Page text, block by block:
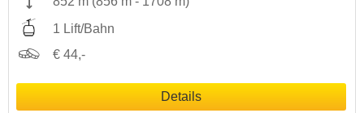
1 Lift/Bahn
€ 44,-
Details